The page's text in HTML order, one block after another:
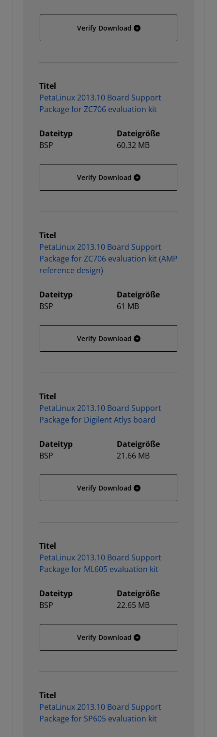
Verify Download PetaLinux 2013.10
Titel
PetaLinux 2013.10 Board Support
Package for ZC706 evaluation kit
Dateityp
BSP
Dateigröße
60.32 MB
Verify Download PetaLinux 2013.10
Titel
PetaLinux 2013.10 Board Support
Package for ZC706 evaluation kit (AMP
reference design)
Dateityp
BSP
Dateigröße
61 MB
Verify Download PetaLinux 2013.10
Titel
PetaLinux 2013.10 Board Support
Package for Digilent Atlys board
Dateityp
BSP
Dateigröße
21.66 MB
Verify Download PetaLinux 2013.10
Titel
PetaLinux 2013.10 Board Support
Package for ML605 evaluation kit
Dateityp
BSP
Dateigröße
22.65 MB
Verify Download PetaLinux 2013.10
Titel
PetaLinux 2013.10 Board Support
Package for SP605 evaluation kit